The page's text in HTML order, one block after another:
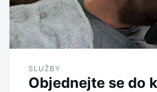
SLUŽBY
Objednejte se do